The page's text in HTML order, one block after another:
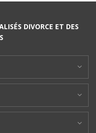
DIVORCE ET DES